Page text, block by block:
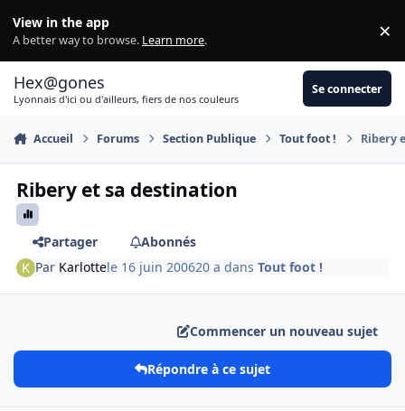
View in the app
A better way to browse. Learn more. ×
Hex@gones
Lyonnais d'ici ou d'ailleurs, fiers de nos couleurs
Se connecter
Accueil Forums Section Publique Tout foot ! Ribery
Ribery et sa destination
Partager
Abonnés
Par Karlottele 16 juin 200620 a dansTout foot !
Commencer un nouveau sujet
Répondre à ce sujet